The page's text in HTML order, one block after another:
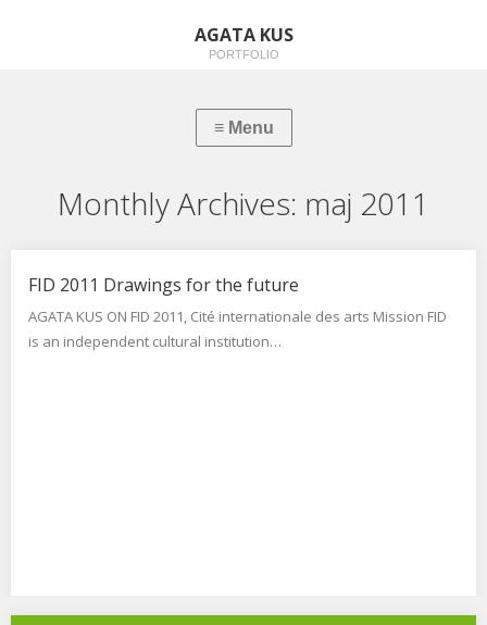
AGATA KUS
PORTFOLIO
Monthly Archives: maj 2011
FID 2011 Drawings for the future
AGATA KUS ON FID 2011, Cité internationale des arts Mission FID
is an independent cultural institution…